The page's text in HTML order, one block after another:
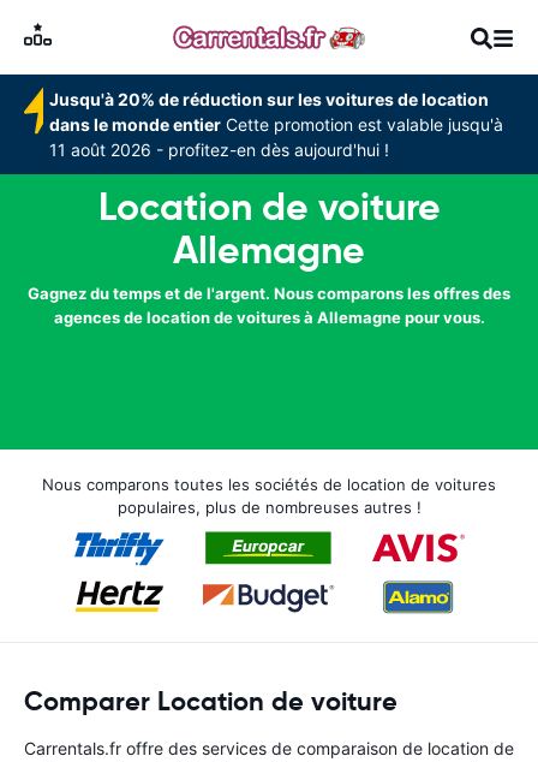
Jusqu'à 20% de réduction sur les voitures de location
dans le monde entier Cette promotion est valable jusqu'à
11 août 2026 - profitez-en dès aujourd'hui !
Location de voiture
Allemagne
Gagnez du temps et de l'argent. Nous comparons les offres des
agences de location de voitures à Allemagne pour vous.
Nous comparons toutes les sociétés de location de voitures
populaires, plus de nombreuses autres !
Comparer Location de voiture
Carrentals.fr offre des services de comparaison de location de